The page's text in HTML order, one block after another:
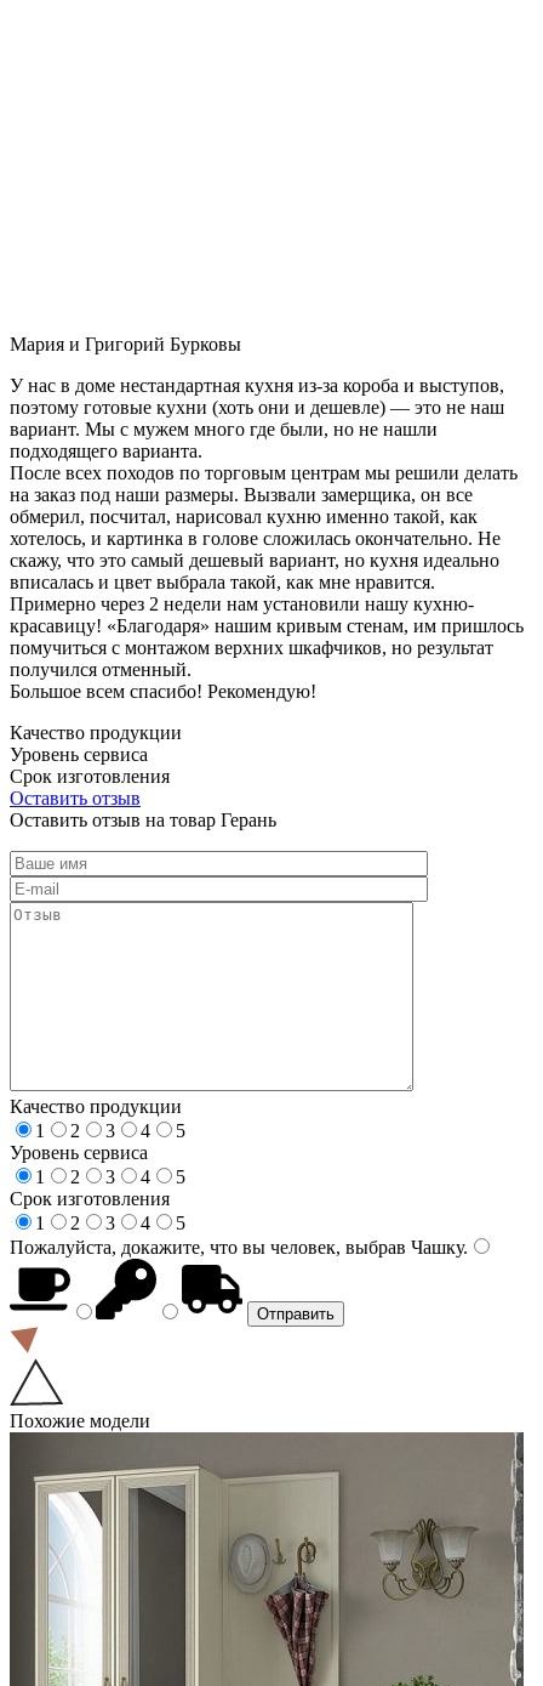
Мария и Григорий Бурковы
У нас в доме нестандартная кухня из-за короба и выступов,
поэтому готовые кухни (хоть они и дешевле) — это не наш
вариант. Мы с мужем много где были, но не нашли
подходящего варианта.
После всех походов по торговым центрам мы решили делать
на заказ под наши размеры. Вызвали замерщика, он все
обмерил, посчитал, нарисовал кухню именно такой, как
хотелось, и картинка в голове сложилась окончательно. Не
скажу, что это самый дешевый вариант, но кухня идеально
вписалась и цвет выбрала такой, как мне нравится.
Примерно через 2 недели нам установили нашу кухню-
красавицу! «Благодаря» нашим кривым стенам, им пришлось
помучиться с монтажом верхних шкафчиков, но результат
получился отменный.
Большое всем спасибо! Рекомендую!
Качество продукции
Уровень сервиса
Срок изготовления
Оставить отзыв
Оставить отзыв на товар Герань
Качество продукции
1
2 3 4
5
Уровень сервиса
1
2 3 4
5
Срок изготовления
1
2 3 4
5
Пожалуйста, докажите, что вы человек, выбрав Чашку.
Похожие модели